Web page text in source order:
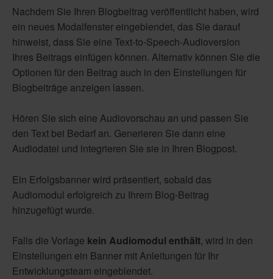
Nachdem Sie Ihren Blogbeitrag veröffentlicht haben, wird
ein neues Modalfenster eingeblendet, das Sie darauf
hinweist, dass Sie eine Text-to-Speech-Audioversion
Ihres Beitrags einfügen können. Alternativ können Sie die
Optionen für den Beitrag auch in den Einstellungen für
Blogbeiträge anzeigen lassen.
Hören Sie sich eine Audiovorschau an und passen Sie
den Text bei Bedarf an. Generieren Sie dann eine
Audiodatei und integrieren Sie sie in Ihren Blogpost.
Ein Erfolgsbanner wird präsentiert, sobald das
Audiomodul erfolgreich zu Ihrem Blog-Beitrag
hinzugefügt wurde.
Falls die Vorlage kein Audiomodul enthält, wird in den
Einstellungen ein Banner mit Anleitungen für Ihr
Entwicklungsteam eingeblendet.